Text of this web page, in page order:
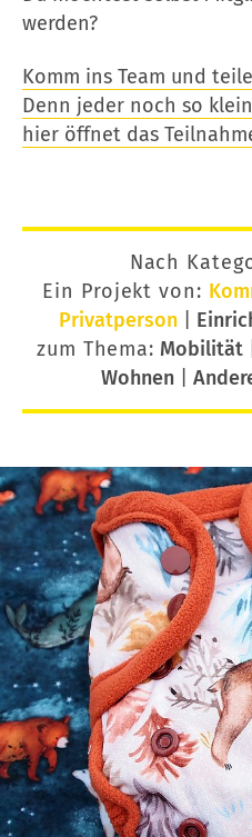
werden?
Komm ins Team und
Denn jeder noch so
hier öffnet das
Nach
Ein Projekt von:
Privatperson|
zum Thema: Mobilität
Wohnen|